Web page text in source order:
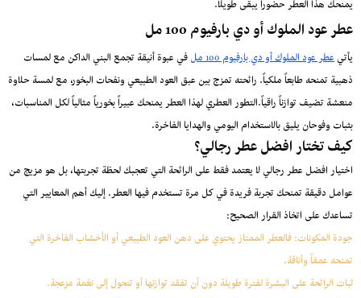
يمنحك هذا العطر حضورا يبقى طويلاً.
عطر عود الملوك أو دي بارفيوم 100 مل
يأتيعطر عود الملوك أو دي بارفيوم 100 مل
في عبوة أنيقة تجمع البني الداكن مع لمسات
ذهبية تمنحه طابعاً ملكياً. رائحته تمزج بين عبق العود الطبيعي ونفحات البخور، مع لمسة حلاوة
منعشة تضيف توازناً راقياً.التطور العطري لهذا العطر يمنحك عبيراً بخورياً مثالياً لكل المناسبات،
بثبات وفوحان يليق بالاستخدام اليومي والهدايا الفاخرة.
كيف تختار افضل عطر رجالي؟
اختيار افضل عطر رجالي لا يعتمد فقط على الرائحة التي تعجبك لحظة تجربتها، بل هو مزيج من
عوامل دقيقة تمنحك تجربة فريدة في كل مرة تستخدم فيها العطر. إليك أهم المعايير التي
تساعدك على اتخاذ القرار الصحيح:
جودة المكونات: فالعطر الممتاز يحتوي على دهن العود الطبيعي أو الأخشاب الفاخرة التي
تمنحه عمقاً وأناقة.
ثبات الرائحة على البشرة لفترة طويلة دون أن تفقد توازنها أو تتحول إلى نغمة مزعجة.